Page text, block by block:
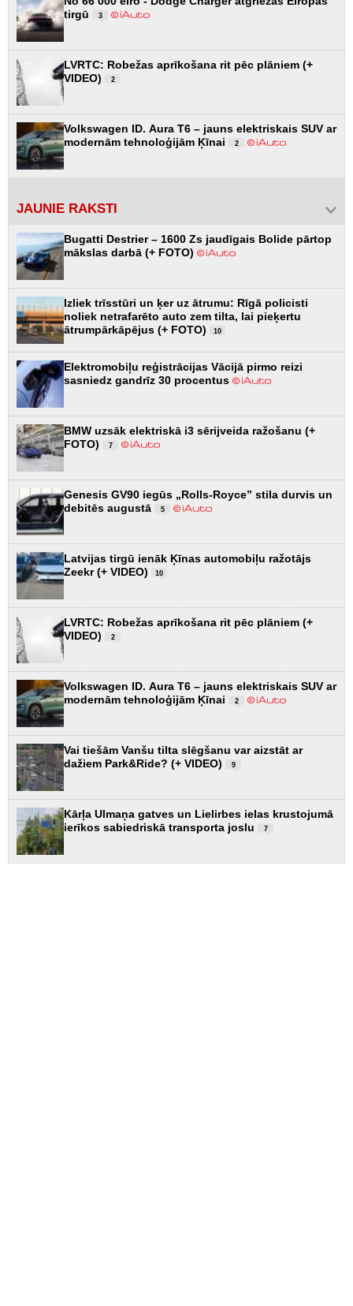
tirgū
3
LVRTC: Robežas aprīkošana rit pēc plāniem (+
VIDEO)
2
Volkswagen ID. Aura T6 – jauns elektriskais SUV ar
modernām tehnoloģijām Ķīnai
2
JAUNIE RAKSTI
Bugatti Destrier – 1600 Zs jaudīgais Bolide pārtop
mākslas darbā (+ FOTO)
Izliek trīsstūri un ķer uz ātrumu: Rīgā policisti
noliek netrafarēto auto zem tilta, lai pieķertu
ātrumpārkāpējus (+ FOTO)
10
Elektromobiļu reģistrācijas Vācijā pirmo reizi
sasniedz gandrīz 30 procentus
BMW uzsāk elektriskā i3 sērijveida ražošanu (+
FOTO)
7
Genesis GV90 iegūs „Rolls-Royce” stila durvis un
debitēs augustā
5
Latvijas tirgū ienāk Ķīnas automobiļu ražotājs
Zeekr (+ VIDEO)
10
LVRTC: Robežas aprīkošana rit pēc plāniem (+
VIDEO)
2
Volkswagen ID. Aura T6 – jauns elektriskais SUV ar
modernām tehnoloģijām Ķīnai
2
Vai tiešām Vanšu tilta slēgšanu var aizstāt ar
dažiem Park&Ride? (+ VIDEO)
9
Kārļa Ulmaņa gatves un Lielirbes ielas krustojumā
ierīkos sabiedriskā transporta joslu
7